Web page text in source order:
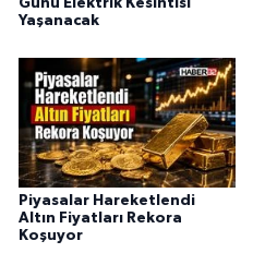
Günü Elektrik Kesintisi
Yaşanacak
Piyasalar Hareketlendi
Altın Fiyatları Rekora
Koşuyor